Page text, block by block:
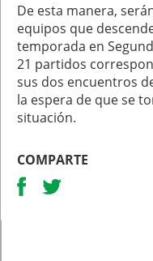
De esta manera,
equipos que
temporada en
21 partidos
sus dos encuentros
la espera de que se
situación.
COMPARTE